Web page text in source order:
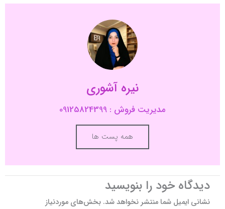
نیره آشوری
مدیریت فروش : 09125824399
همه پست ها
دیدگاه‌ خود را بنویسید
نشانی ایمیل شما منتشر نخواهد شد. بخش‌های موردنیاز